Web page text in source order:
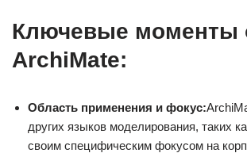
Ключевые моменты
ArchiMate:
Область применения и фокус:
других языков моделирования, таких
своим специфическим фокусом на